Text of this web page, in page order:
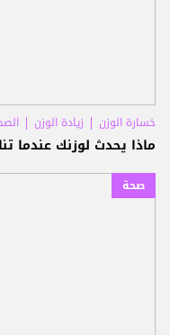
خسارة الوزن زيادة الوزن
ماذا يحدث لوزنك عندما تنام
صحة